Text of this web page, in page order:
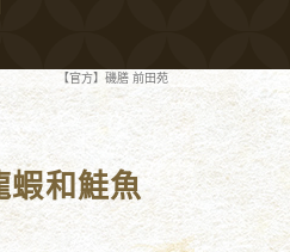
【官方】磯膳 前田苑
蝦和鮭魚